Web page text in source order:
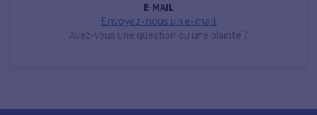
E-MAIL
Envoyez-nous un e-mail
Avez-vous une question ou une plainte ?